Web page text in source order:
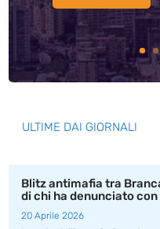
ULTIME DAI GIORNALI
Blitz antimafia tra
di chi ha denunciato
20 Aprile 2026